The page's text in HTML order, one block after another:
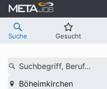
Suche Gesucht
Suchbegriff, Beruf...
Böheimkirchen